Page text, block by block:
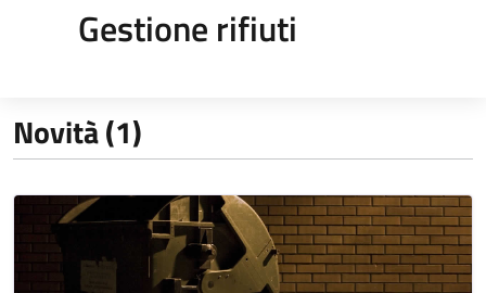
Gestione rifiuti
Novità (1)